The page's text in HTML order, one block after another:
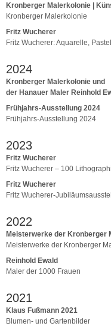
Kronberger Malerkolonie |
Kronberger Malerkolonie
Fritz Wucherer
Fritz Wucherer: Aquarelle,
2024
Kronberger Malerkolonie und
der Hanauer Maler Reinhold
Frühjahrs-Ausstellung 2024
Frühjahrs-Ausstellung 2024
2023
Fritz Wucherer
Fritz Wucherer – 100
Fritz Wucherer
Fritz Wucherer-
2022
Meisterwerke der Kronberger
Meisterwerke der Kronberger
Reinhold Ewald
Maler der 1000 Frauen
2021
Klaus Fußmann 2021
Blumen- und Gartenbilder